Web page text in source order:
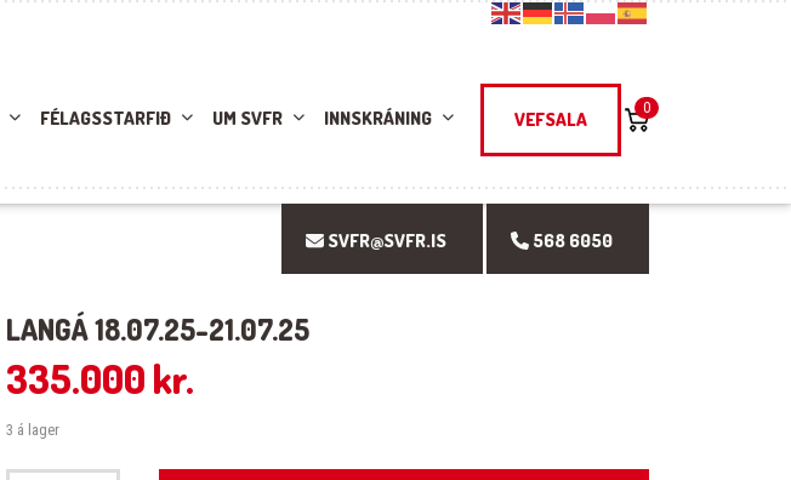
FÉLAGSSTARFIÐ UM SVFR INNSKRÁNING VEFSALA
0
SVFR@SVFR.IS 568 6050
LANGÁ 18.07.25-21.07.25
335.000kr.
3 á lager